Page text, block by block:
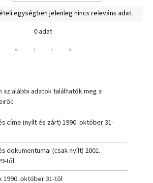
egységben jelenleg nincs releváns adat.
0 adat
«
‹ › »
az alábbi adatok találhatók meg a
címe (nyílt és zárt) 1990. október 31-
dokumentumai (csak nyílt) 2001.
től
1990. október 31-től